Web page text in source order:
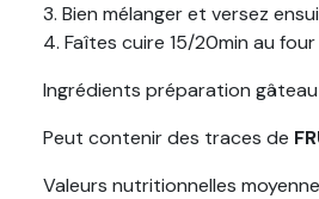
3. Bien mélanger et versez
4. Faîtes cuire 15/20min au four
Ingrédients préparation
Peut contenir des traces de
Valeurs nutritionnelles